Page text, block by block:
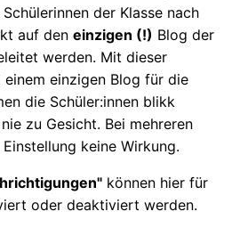
der Klasse nach
auf den einzigen (!) Blog der
werden. Mit dieser
einem einzigen Blog für die
die Schüler:innen blikk
zu Gesicht. Bei mehreren
keine Wirkung.
können hier für
oder deaktiviert werden.